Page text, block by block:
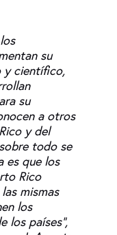
su
y científico,
su
a otros
y del
todo se
es que los
Rico
mismas
los
los países”,